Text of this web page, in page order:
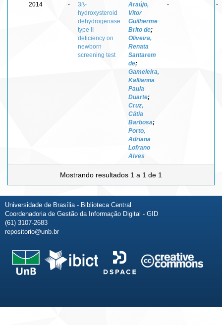
2014 -
3ß-
hydroxysteroid
dehydrogenase
type II
deficiency on
newborn
screening test
Araújo,
Vitor
Guilherme
Brito de;
Oliveira,
Renata
Santarem
de;
Gameleira,
Kallianna
Paula
Duarte;
Cruz,
Cátia
Barbosa;
Porto,
Adriana
Lofrano
Alves
- -
Mostrando resultados 1 a 1 de 1
Universidade de Brasília - Biblioteca Central
Coordenadoria de Gestão da Informação Digital - GID
(61) 3107-2683
repositorio@unb.br